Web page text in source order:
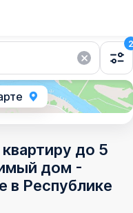
2
до 5
дом -
в Республике